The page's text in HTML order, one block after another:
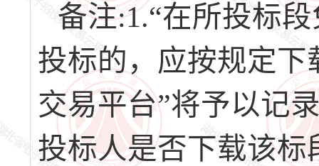
备注:1.“在所投标
投标的，应按规定下
交易平台”将予以记
投标人是否下载该